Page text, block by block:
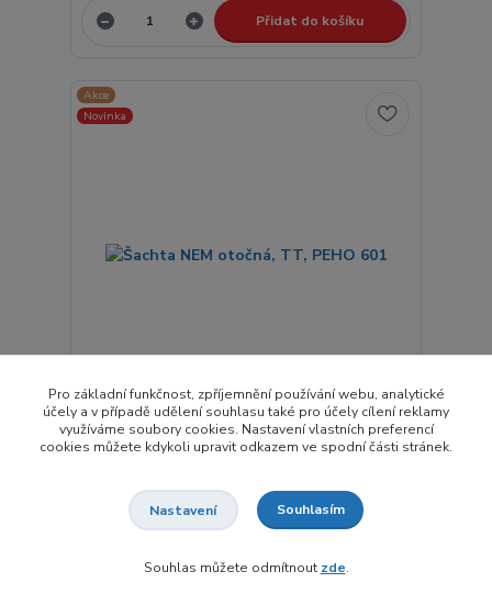
Přidat do košíku
Akce
Novinka
2 hodnocení
Šachta NEM otočná, TT, PEHO 601
89,27 Kč
73,78 Kč
bez DPH
Skladem 23 ks
Přidat do košíku
Pro základní funkčnost, zpříjemnění používání webu, analytické
účely a v případě udělení souhlasu také pro účely cílení reklamy
využíváme soubory cookies. Nastavení vlastních preferencí
cookies můžete kdykoli upravit odkazem ve spodní části stránek.
Nastavení Souhlasím
Souhlas můžete odmítnout zde.